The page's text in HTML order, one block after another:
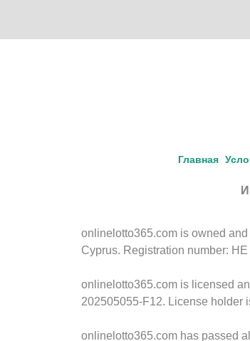
Главная
onlinelotto365.com is owned
Cyprus. Registration number:
onlinelotto365.com is licensed
202505055-F12. License holder
onlinelotto365.com has passed